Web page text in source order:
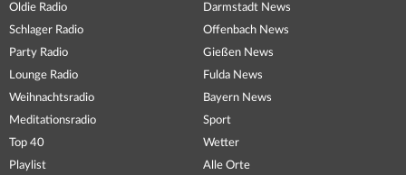
Oldie Radio
Schlager Radio
Party Radio
Lounge Radio
Weihnachtsradio
Meditationsradio
Top 40
Playlist
Darmstadt News
Offenbach News
Gießen News
Fulda News
Bayern News
Sport
Wetter
Alle Orte